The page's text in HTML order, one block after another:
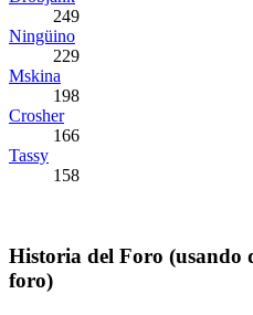
249
Ningüino
229
Mskina
198
Crosher
166
Tassy
158
Historia del Foro (usando
foro)